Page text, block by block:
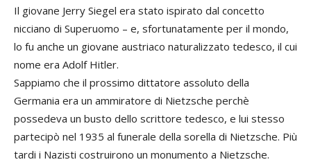
Il giovane Jerry Siegel era stato ispirato dal concetto
nicciano di Superuomo – e, sfortunatamente per il mondo,
lo fu anche un giovane austriaco naturalizzato tedesco, il cui
nome era Adolf Hitler.
Sappiamo che il prossimo dittatore assoluto della
Germania era un ammiratore di Nietzsche perchè
possedeva un busto dello scrittore tedesco, e lui stesso
partecipò nel 1935 al funerale della sorella di Nietzsche. Più
tardi i Nazisti costruirono un monumento a Nietzsche.